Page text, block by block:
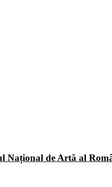
Național de Artă al